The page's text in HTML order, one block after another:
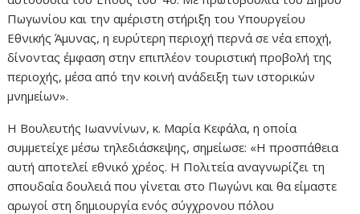
Πωγωνίου και την αμέριστη στήριξη του Υπουργείου
Εθνικής Άμυνας, η ευρύτερη περιοχή περνά σε νέα εποχή,
δίνοντας έμφαση στην επιπλέον τουριστική προβολή της
περιοχής, μέσα από την κοινή ανάδειξη των ιστορικών
μνημείων».
Η Βουλευτής Ιωαννίνων, κ. Μαρία Κεφάλα, η οποία
συμμετείχε μέσω τηλεδιάσκεψης, σημείωσε: «Η προσπάθεια
αυτή αποτελεί εθνικό χρέος. Η Πολιτεία αναγνωρίζει τη
σπουδαία δουλειά που γίνεται στο Πωγώνι και θα είμαστε
αρωγοί στη δημιουργία ενός σύγχρονου πόλου